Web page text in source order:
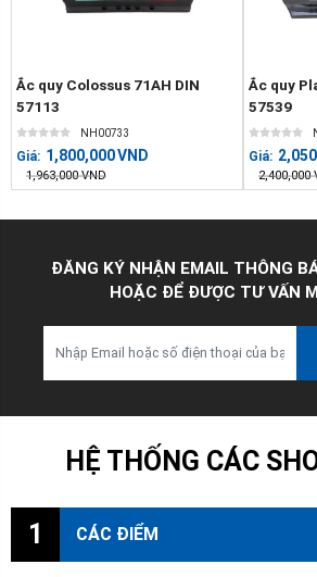
Ắc quy Colossus 71AH DIN
57113
NH00733
Giá: 1,800,000VND
1,963,000 VND
Ắc quy
57539
Giá:
2,400,000
ĐĂNG KÝ NHẬN EMAIL THÔNG
HOẶC ĐỂ ĐƯỢC TƯ VẤN
HỆ THỐNG CÁC
1 CÁC ĐIỂM